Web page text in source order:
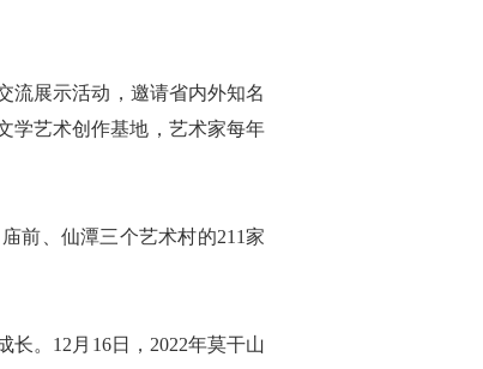
展示活动，邀请省内外知名
学艺术创作基地，艺术家每年
前、仙潭三个艺术村的211家
。12月16日，2022年莫干山